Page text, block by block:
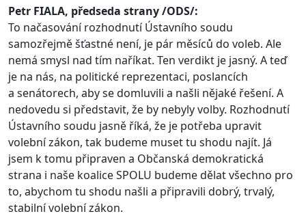
Petr FIALA, předseda strany /ODS/:
To načasování rozhodnutí Ústavního soudu
samozřejmě šťastné není, je pár měsíců do voleb. Ale
nemá smysl nad tím naříkat. Ten verdikt je jasný. A teď
je na nás, na politické reprezentaci, poslancích
a senátorech, aby se domluvili a našli nějaké řešení. A
nedovedu si představit, že by nebyly volby. Rozhodnutí
Ústavního soudu jasně říká, že je potřeba upravit
volební zákon, tak budeme muset tu shodu najít. Já
jsem k tomu připraven a Občanská demokratická
strana i naše koalice SPOLU budeme dělat všechno pro
to, abychom tu shodu našli a připravili dobrý, trvalý,
stabilní volební zákon.